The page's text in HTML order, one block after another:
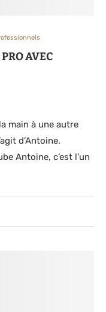
AVEC
main à une autre
d’Antoine.
Antoine, c’est l’un